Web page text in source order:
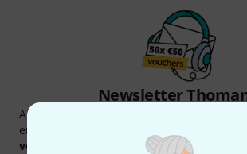
Newsletter
Abonați-vă la buletinul informativ
engleză și, cu puțin noroc, puteți câștiga
voucherele
în valoare de
fiecare!